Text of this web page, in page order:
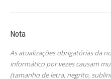
Nota
As atualizações obrigatórias da
informático por vezes causam
(tamanho de letra, negrito,